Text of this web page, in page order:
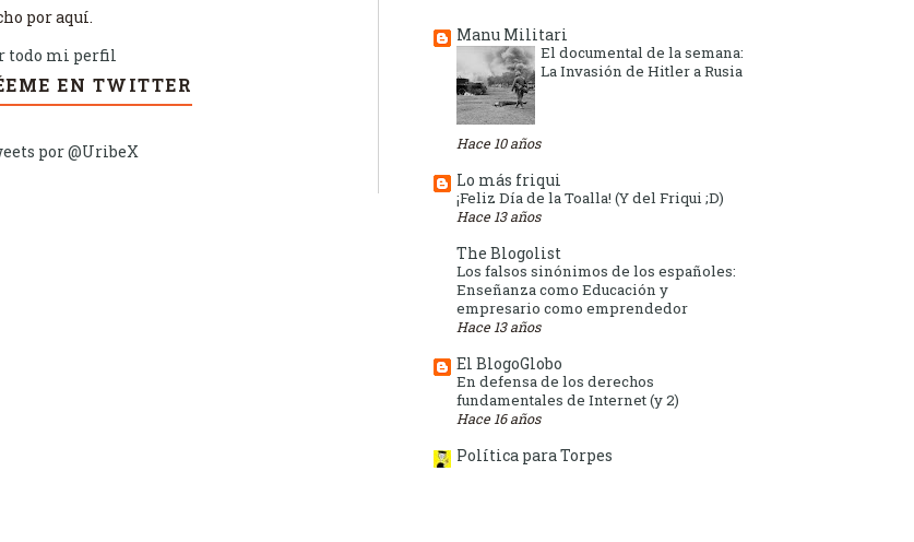
por aquí.
todo mi perfil
EN TWITTER
por @UribeX
Manu Militari
El documental de la semana:
La Invasión de Hitler a Rusia
Hace 10 años
Lo más friqui
¡Feliz Día de la Toalla! (Y del Friqui ;D)
Hace 13 años
The Blogolist
Los falsos sinónimos de los españoles:
Enseñanza como Educación y
empresario como emprendedor
Hace 13 años
El BlogoGlobo
En defensa de los derechos
fundamentales de Internet (y 2)
Hace 16 años
Política para Torpes